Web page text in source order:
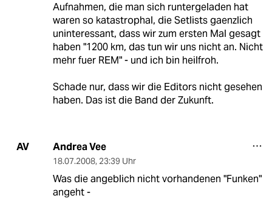
Aufnahmen, die man sich runtergeladen hat
waren so katastrophal, die Setlists gaenzlich
uninteressant, dass wir zum ersten Mal gesagt
haben "1200 km, das tun wir uns nicht an. Nicht
mehr fuer REM" - und ich bin heilfroh.
Schade nur, dass wir die Editors nicht gesehen
haben. Das ist die Band der Zukunft.
AV Andrea Vee
18.07.2008, 23:39 Uhr
Was die angeblich nicht vorhandenen "Funken"
angeht -